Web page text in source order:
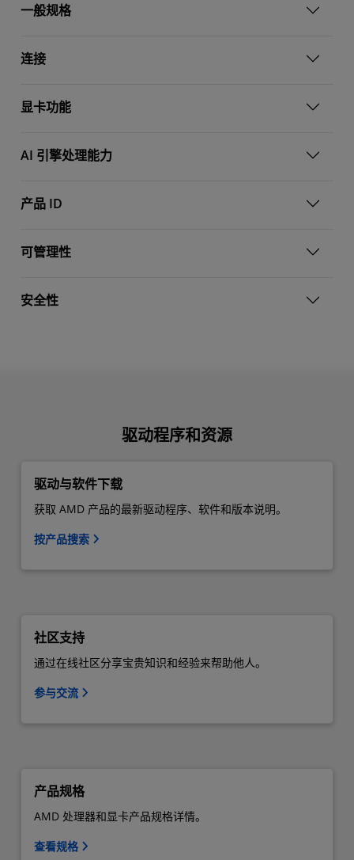
一般规格
连接
显卡功能
AI 引擎处理能力
产品 ID
可管理性
安全性
驱动程序和资源
驱动与软件下载
获取 AMD 产品的最新驱动程序、软件和版本说明。
按产品搜索
社区支持
通过在线社区分享宝贵知识和经验来帮助他人。
参与交流
产品规格
AMD 处理器和显卡产品规格详情。
查看规格